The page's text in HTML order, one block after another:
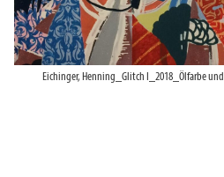
Eichinger, Henning_Glitch I_2018_Ölfarbe